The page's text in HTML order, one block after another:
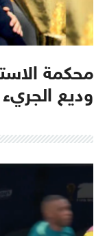
محكمة
وديع الجريء